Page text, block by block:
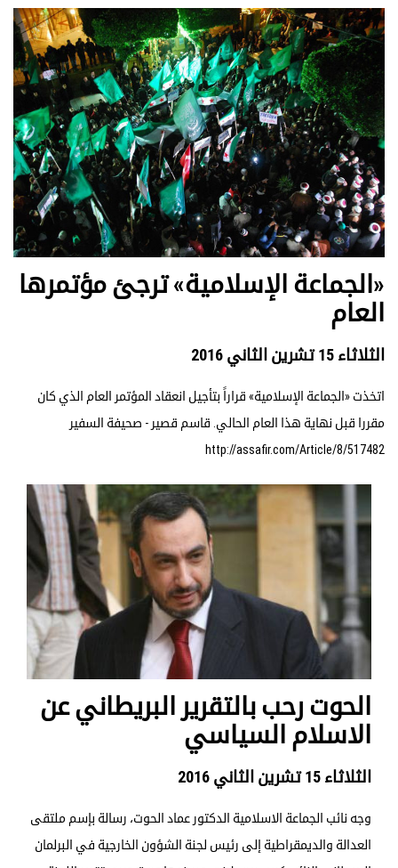
«الجماعة الإسلامية» ترجئ مؤتمرها
العام
الثلاثاء 15 تشرين الثاني 2016
اتخذت «الجماعة الإسلامية» قراراً بتأجيل انعقاد المؤتمر العام الذي كان
مقررا قبل نهاية هذا العام الحالي. قاسم قصير - صحيفة السفير
http://assafir.com/Article/8/517482
الحوت رحب بالتقرير البريطاني عن
الاسلام السياسي
الثلاثاء 15 تشرين الثاني 2016
وجه نائب الجماعة الاسلامية الدكتور عماد الحوت، رسالة بإسم ملتقى
العدالة والديمقراطية إلى رئيس لجنة الشؤون الخارجية في البرلمان